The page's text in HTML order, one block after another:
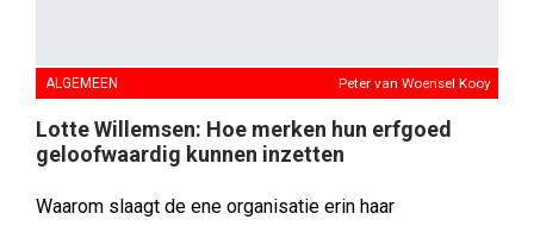
ALGEMEEN Peter van Woensel Kooy
Lotte Willemsen: Hoe merken hun erfgoed
geloofwaardig kunnen inzetten
Waarom slaagt de ene organisatie erin haar